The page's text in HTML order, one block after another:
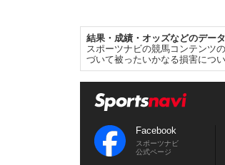
結果・成績・オッズなどのデー
スポーツナビの競馬コンテンツ
づいて被ったいかなる損害につ
Facebook
スポーツナビ
公式ページ